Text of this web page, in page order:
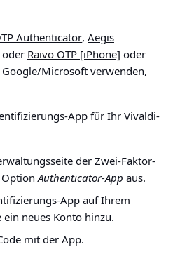
Authenticator, Aegis
oder Raivo OTP [iPhone] oder
Microsoft verwenden,
App für Ihr Vivaldi-
der Zwei-Faktor-
OptionAuthenticator-App aus.
App auf Ihrem
neues Konto hinzu.
mit der App.